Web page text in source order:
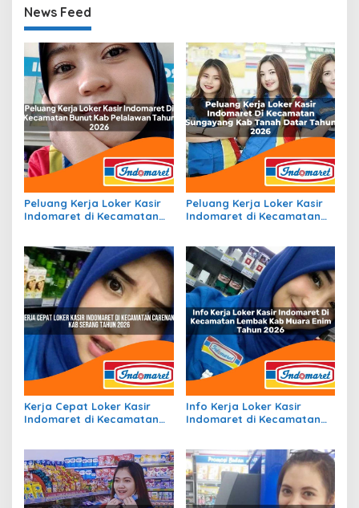
News Feed
Peluang Kerja Loker Kasir
Indomaret di Kecamatan
Peluang Kerja Loker Kasir
Indomaret di Kecamatan
Kerja Cepat Loker Kasir
Indomaret di Kecamatan
Info Kerja Loker Kasir
Indomaret di Kecamatan